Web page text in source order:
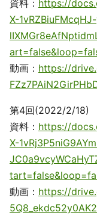
資料： https://
X-
動画： https://
第4回(2022/2/18)
資料： https://
X-
動画： https://